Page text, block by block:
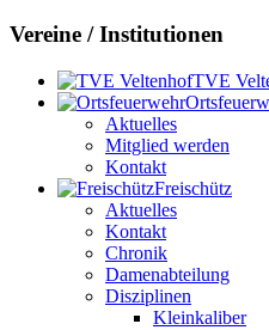
Vereine / Institutionen
TVE
Aktuelles
Mitglied werden
Kontakt
Freischütz
Aktuelles
Kontakt
Chronik
Damenabteilung
Disziplinen
Kleinkaliber